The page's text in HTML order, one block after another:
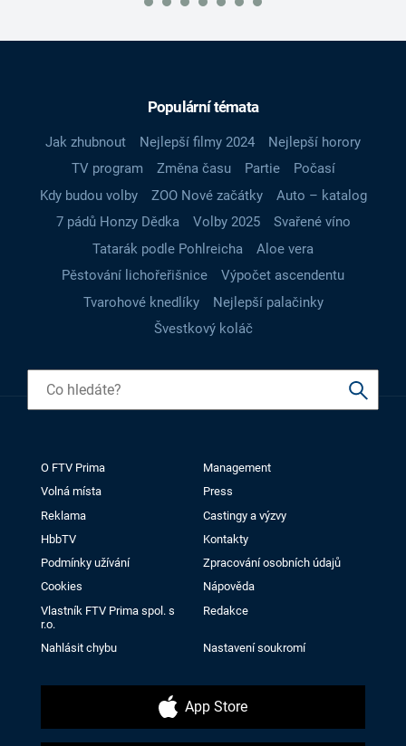
Populární témata
Jak zhubnout Nejlepší filmy 2024
Nejlepší horory
TV program
Změna času Partie
Počasí
Kdy budou volby
ZOO Nové začátky
Auto – katalog
7 pádů Honzy Dědka
Volby 2025
Svařené víno
Tatarák podle Pohlreicha
Aloe vera
Pěstování lichořeřišnice
Výpočet ascendentu
Tvarohové knedlíky
Nejlepší palačinky
Švestkový koláč
O FTV Prima
Management
Volná místa
Press
Reklama
Castingy a výzvy
HbbTV
Kontakty
Podmínky užívání
Zpracování osobních údajů
Cookies
Nápověda
Vlastník FTV Prima spol. s
r.o.
Redakce
Nahlásit chybu Nastavení soukromí
App Store